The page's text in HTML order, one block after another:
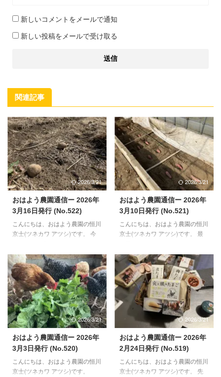
新しいコメントをメールで通知
新しい投稿をメールで受け取る
関連記事
2026/3/21
おはよう農園通信ー 2026年
3月16日発行 (No.522)
こんにちは、おはよう農園の恒川
京士(ツネカワ アツシ)です。 今
から5月いっぱいぐらいまでは、
野菜の作業がメインになる当園で
す。 合間に、来月やってくる初
生雛のお世話、放し飼いスペース
づくりの継続、この辺りを並行し
てやっていく予定です。 【鶏さ
んのご様子】 若い世代を中心に
産卵が春モードになりました。一
番若い世代の子たちの産卵も、先
週14日から始まりました。生後
134日目での初卵になり、ここ数
日の間は、３～5個/日ぐらいのペ
ースで進んでおります。しばらく
2026/3/21
おはよう農園通信ー 2026年
3月10日発行 (No.521)
こんにちは、おはよう農園の恒川
京士(ツネカワ アツシ)です。 最
代、半導体製造にかかわる業界で
お仕事していました。退職する
1~2年前からAI用の半導体製造の
開発が行われていたような気がし
ます。人の役割だった仕事が、AI
にとって代わる。そんな時代が来
ると、当時予見しておりました。
考えなくても、自動的に様々なタ
スクや事が成せるようになると、
人が退化していくのではと思った
りもしてました。 農業の世界に
入った理由の一つは、自ら考え
て、決めて、行う・・・そんな仕
2026/3/21
おはよう農園通信ー 2026年
3月3日発行 (No.520)
こんにちは、おはよう農園の恒川
京士(ツネカワ アツシ)です。
2026/3/21
おはよう農園通信ー 2026年
2月24日発行 (No.519)
こんにちは、おはよう農園の恒川
京士(ツネカワ アツシ)です。 先